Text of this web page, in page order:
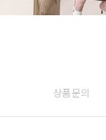
상품문의